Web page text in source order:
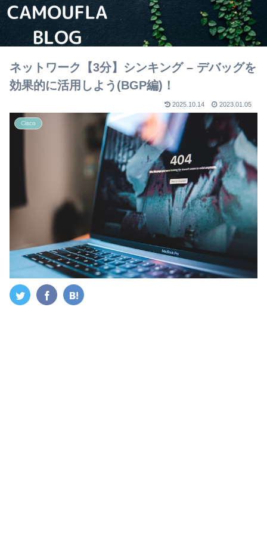
ネットワーク【3分】シンキング – デバッグを
効果的に活用しよう(BGP編)！
2025.10.14 2023.01.05
Cisco